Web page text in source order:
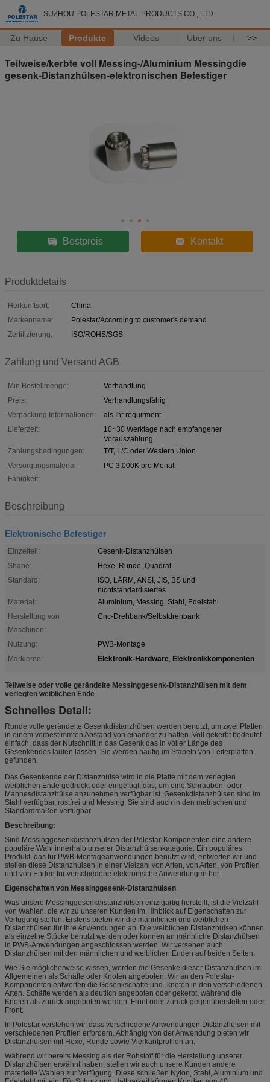
SUZHOU POLESTAR METAL PRODUCTS CO., LTD
Zu Hause Produkte Videos Über uns >>
Teilweise/kerbte voll Messing-/Aluminium Messingdie
gesenk-Distanzhülsen-elektronischen Befestiger
Bestpreis Kontakt
Produktdetails
Herkunftsort:
China
Markenname:
Polestar/According to customer's demand
Zertifizierung:
ISO/ROHS/SGS
Zahlung und Versand AGB
Min Bestellmenge:
Verhandlung
Preis:
Verhandlungsfähig
Verpackung Informationen:
als Ihr requirment
Lieferzeit:
10~30 Werktage nach empfangener
Vorauszahlung
Zahlungsbedingungen:
T/T, L/C oder Western Union
Versorgungsmaterial-
Fähigkeit:
PC 3,000K pro Monat
Beschreibung
Elektronische Befestiger
Einzelteil:
Gesenk-Distanzhülsen
Shape:
Hexe, Runde, Quadrat
Standard:
ISO, LÄRM, ANSI, JIS, BS und
nichtstandardisiertes
Material:
Aluminium, Messing, Stahl, Edelstahl
Herstellung von
Maschinen:
Cnc-Drehbank/Selbstdrehbank
Nutzung:
PWB-Montage
Markieren:
Elektronik-Hardware, Elektronikkomponenten
Teilweise oder volle gerändelte Messinggesenk-Distanzhülsen mit dem
verlegten weiblichen Ende
Schnelles Detail:
Runde volle gerändelte Gesenkdistanzhülsen werden benutzt, um zwei Platten
in einem vorbestimmten Abstand von einander zu halten. Voll gekerbt bedeutet
einfach, dass der Nutschnitt in das Gesenk das in voller Länge des
Gesenkendes laufen lassen. Sie werden häufig im Stapeln von Leiterplatten
gefunden.
Das Gesenkende der Distanzhülse wird in die Platte mit dem verlegten
weiblichen Ende gedrückt oder eingefügt, das, um eine Schrauben- oder
Mannesdistanzhülse anzunehmen verfügbar ist. Gesenkdistanzhülsen sind im
Stahl verfügbar, rostfrei und Messing. Sie sind auch in den metrischen und
Standardmaßen verfügbar.
Beschreibung:
Sind Messinggesenkdistanzhülsen der Polestar-Komponenten eine andere
populäre Wahl innerhalb unserer Distanzhülsenkategorie. Ein populäres
Produkt, das für PWB-Montageanwendungen benutzt wird, entwerfen wir und
stellen diese Distanzhülsen in einer Vielzahl von Arten, von Arten, von Profilen
und von Enden für verschiedene elektronische Anwendungen her.
Eigenschaften von Messinggesenk-Distanzhülsen
Was unsere Messinggesenkdistanzhülsen einzigartig herstellt, ist die Vielzahl
von Wahlen, die wir zu unseren Kunden im Hinblick auf Eigenschaften zur
Verfügung stellen. Erstens bieten wir die männlichen und weiblichen
Distanzhülsen für Ihre Anwendungen an. Die weiblichen Distanzhülsen können
als einzelne Stücke benutzt werden oder können an männliche Distanzhülsen
in PWB-Anwendungen angeschlossen werden. Wir versehen auch
Distanzhülsen mit den männlichen und weiblichen Enden auf beiden Seiten.
Wie Sie möglicherweise wissen, werden die Gesenke dieser Distanzhülsen im
Allgemeinen als Schäfte oder Knoten angeboten. Wir an den Polestar-
Komponenten entwerfen die Gesenkschäfte und -knoten in den verschiedenen
Arten. Schäfte werden als deutlich angeboten oder gekerbt, während die
Knoten als zurück angeboten werden, Front oder zurück gegenüberstellen oder
Front.
In Polestar verstehen wir, dass verschiedene Anwendungen Distanzhülsen mit
verschiedenen Profilen erfordern. Abhängig von der Anwendung bieten wir
Distanzhülsen mit Hexe, Runde sowie Vierkantprofilen an.
Während wir bereits Messing als der Rohstoff für die Herstellung unserer
Distanzhülsen erwähnt haben, stellen wir auch unsere Kunden andere
materielle Wahlen zur Verfügung. Diese schließen Nylon, Stahl, Aluminium und